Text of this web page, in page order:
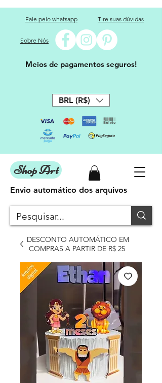
Fale pelo whatsapp Tire suas dúvidas
Sobre Nós
Meios de pagamentos seguros!
BRL (R$)
Shop Art
DESCONTO AUTOMÁTICO EM
COMPRAS A PARTIR DE R$ 25
Envio automático dos arquivos